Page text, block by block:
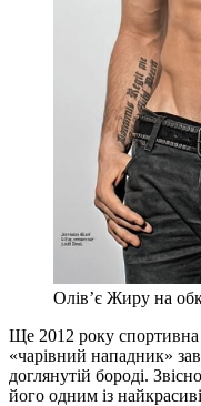
Олів’є Жиру на
Ще 2012 року спортивна
«чарівний нападник»
доглянутій бороді.
його одним із